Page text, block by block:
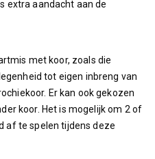
extra aandacht aan de
met koor, zoals die
tot eigen inbreng van
Er kan ook gekozen
koor. Het is mogelijk om 2 of
af te spelen tijdens deze